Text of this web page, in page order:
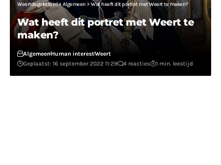
Weertdegekste.nl> Algemeen > Wat heeft dit portret met Weert te maken?
Wat heeft dit portret met Weert te
maken?
AlgemeenHuman interestWeert
Geplaatst: 16 september 2022 11:29
4 reacties 1 min. leestijd